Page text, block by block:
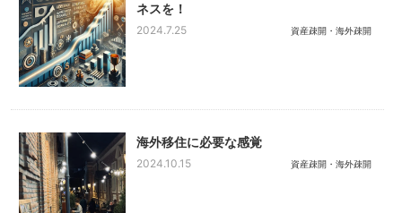
ネスを！
2024.7.25 資産疎開・海外疎開
海外移住に必要な感覚
2024.10.15 資産疎開・海外疎開